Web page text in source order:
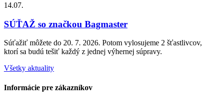
14.07.
SÚŤAŽ so značkou Bagmaster
Súťažiť môžete do 20. 7. 2026. Potom vylosujeme 2 šťastlivcov,
ktorí sa budú tešiť každý z jednej výhernej súpravy.
Všetky aktuality
Informácie pre zákazníkov